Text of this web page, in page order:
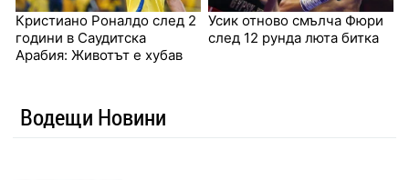
Кристиано Роналдо след 2
години в Саудитска
Арабия: Животът е хубав
Усик отново смълча Фюри
след 12 рунда люта битка
Водещи Новини